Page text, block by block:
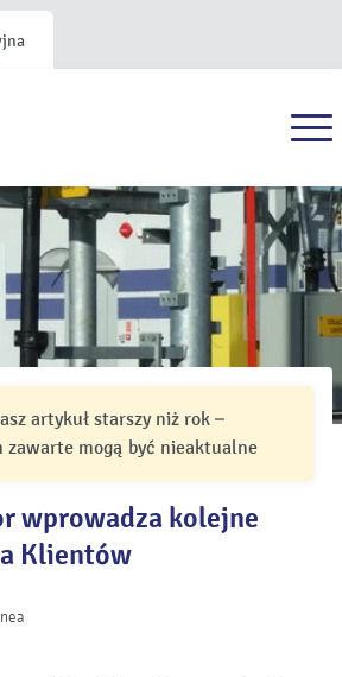
artykuł starszy niż rok –
mogą być nieaktualne
wprowadza kolejne
Klientów